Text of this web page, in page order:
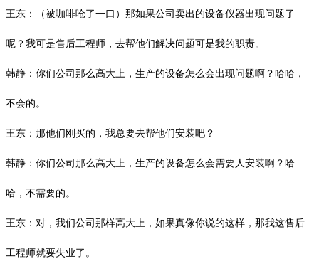
王东：（被咖啡呛了一口）那如果公司卖出的设备仪器出现问题了
呢？我可是售后工程师，去帮他们解决问题可是我的职责。
韩静：你们公司那么高大上，生产的设备怎么会出现问题啊？哈哈，
不会的。
王东：那他们刚买的，我总要去帮他们安装吧？
韩静：你们公司那么高大上，生产的设备怎么会需要人安装啊？哈
哈，不需要的。
王东：对，我们公司那样高大上，如果真像你说的这样，那我这售后
工程师就要失业了。